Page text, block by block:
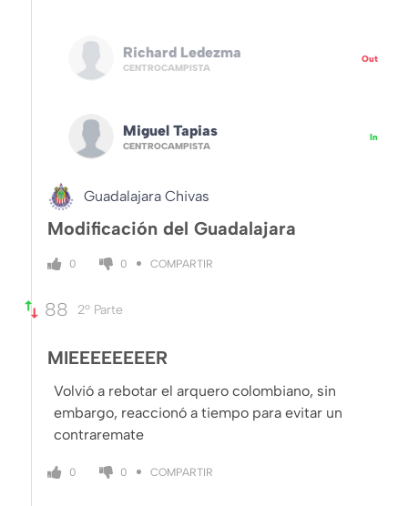
Richard Ledezma
CENTROCAMPISTA
Out
Miguel Tapias
CENTROCAMPISTA
In
Guadalajara Chivas
Modificación del Guadalajara
0 0 COMPARTIR
88 2º Parte
MIEEEEEEEER
Volvió a rebotar el arquero colombiano, sin
embargo, reaccionó a tiempo para evitar un
contraremate
0 0 COMPARTIR